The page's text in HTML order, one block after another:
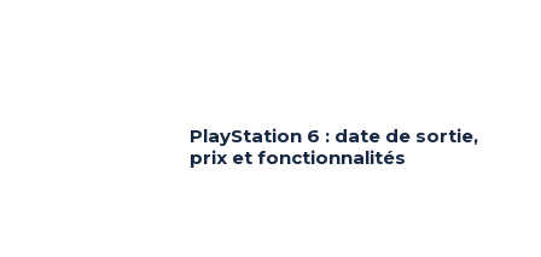
PlayStation 6 : date de sortie,
prix et fonctionnalités